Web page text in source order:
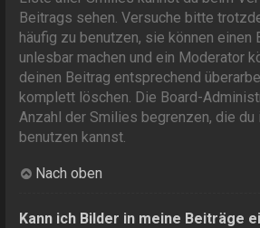
Beitrags sehen. Versuche bitte
häufig zu benutzen, sie können einen
unlesbar machen und ein Moderator
deinen Beitrag entsprechend
komplett löschen. Die Board-
Anzahl der Smilies begrenzen, die du
benutzen kannst.
Nach oben
Kann ich Bilder in meine Beiträge